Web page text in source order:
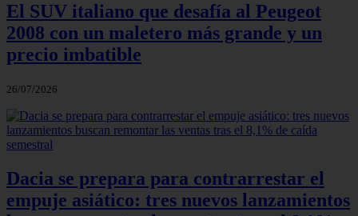
El SUV italiano que desafía al Peugeot
2008 con un maletero más grande y un
precio imbatible
26/07/2026
Dacia se prepara para contrarrestar el
empuje asiático: tres nuevos lanzamientos